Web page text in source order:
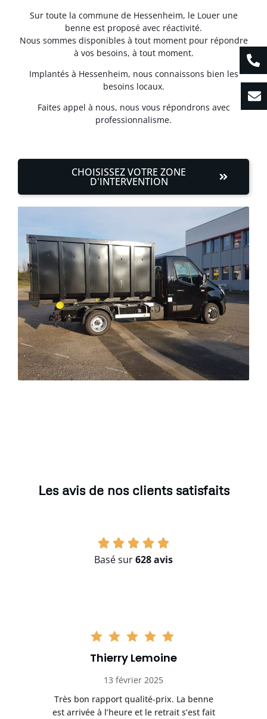
Sur toute la commune de Hessenheim, le Louer une
benne est proposé avec réactivité.
Nous sommes disponibles à tout moment pour répondre
à vos besoins, à tout moment.
Implantés à Hessenheim, nous connaissons bien les
besoins locaux.
Faites appel à nous, nous vous répondrons avec
professionnalisme.
CHOISISSEZ VOTRE ZONE
D'INTERVENTION
Les avis de nos clients satisfaits
Basé sur628 avis
Thierry Lemoine
13 février 2025
Très bon rapport qualité-prix. La benne
est arrivée à l’heure et le retrait s’est fait